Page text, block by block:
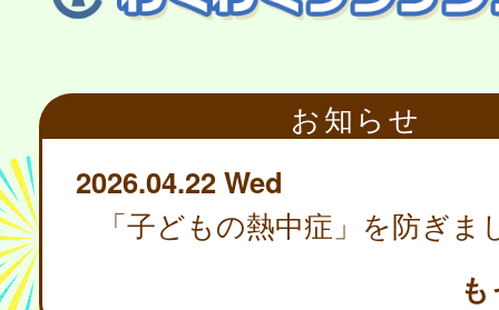
お知らせ
2026.04.22 Wed
「子どもの熱中症」を防ぎま